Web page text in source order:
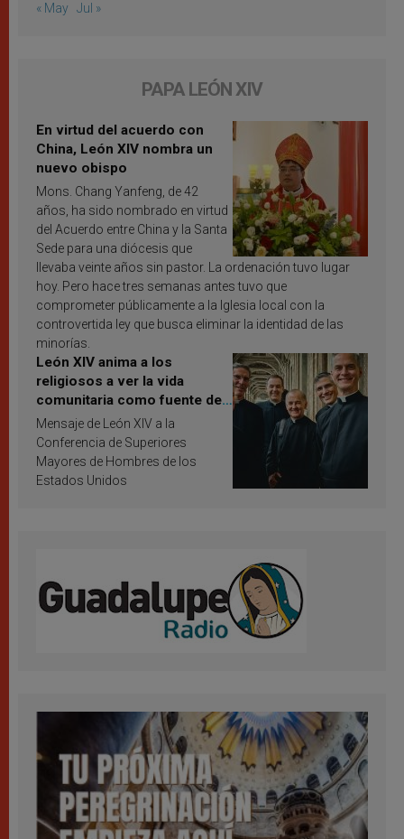
« May Jul »
PAPA LEÓN XIV
En virtud del acuerdo con
China, León XIV nombra un
nuevo obispo
Mons. Chang Yanfeng, de 42
años, ha sido nombrado en virtud
del Acuerdo entre China y la Santa
Sede para una diócesis que
llevaba veinte años sin pastor. La ordenación tuvo lugar
hoy. Pero hace tres semanas antes tuvo que
comprometer públicamente a la Iglesia local con la
controvertida ley que busca eliminar la identidad de las
minorías.
León XIV anima a los
religiosos a ver la vida
comunitaria como fuente de
inspiración y santificación
Mensaje de León XIV a la
Conferencia de Superiores
Mayores de Hombres de los
Estados Unidos